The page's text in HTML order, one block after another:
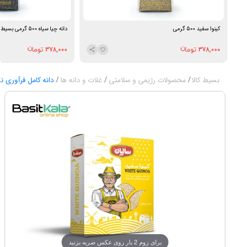
کینوا سفید 500 گرمی
378,000
دانه چیا سیاه 500 گرمی بسیط
378,000
بسیط کالا محصولات رژیمی و سلامتی غلات و دانه ها دانه کامل فرآوری
برای زوم 2 بار روی عکس ضربه بزنید